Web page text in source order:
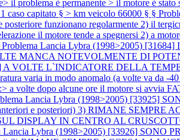
il problema è permanente > il motore è
caso capitato § > km veicolo 66000 § §
funzionano regolarmente 2) il
il motore tende a spegnersi 2) a
Problema Lancia Lybra (1998>2005)
MANCA NOTEVOLMENTE DI
A VOLTE L`INDICATORE DELLA
varia in modo anomalo (a volte va da -40
a volte dopo alcune ore il motore si avvia
Lancia Lybra (1998>2005) [33925]
e posteriori) 3) RIMANE SEMPRE
DISPLAY IN CENTRO AL
Lancia Lybra (1998>2005) [33926]